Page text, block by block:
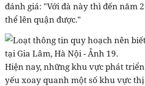
đánh giá: "Với đà này thì đến năm
thể lên quận được."
Hiện nay, những khu vực phát
yếu xoay quanh một số khu vực